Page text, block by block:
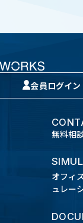
会員ログイン
無料相
オフィ
ュレー